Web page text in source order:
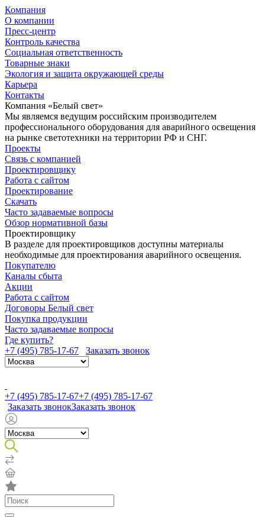
Компания
О компании
Пресс-центр
Контроль качества
Социальная ответственность
Товарные знаки
Экология и защита окружающей среды
Карьера
Контакты
Компания «Белый свет»
Мы являемся ведущим российским производителем
профессионального оборудования для аварийного освещения
на рынке светотехники на территории РФ и СНГ.
Проекты
Связь с компанией
Проектировщику
Работа с сайтом
Проектирование
Скачать
Часто задаваемые вопросы
Обзор нормативной базы
Проектировщику
В разделе для проектировщиков доступны материалы
необходимые для проектирования аварийного освещения.
Покупателю
Каналы сбыта
Акции
Работа с сайтом
Договоры Белый свет
Покупка продукции
Часто задаваемые вопросы
Где купить?
+7 (495) 785-17-67
Заказать звонок
+7 (495) 785-17-67+7 (495) 785-17-67
Заказать звонокЗаказать звонок